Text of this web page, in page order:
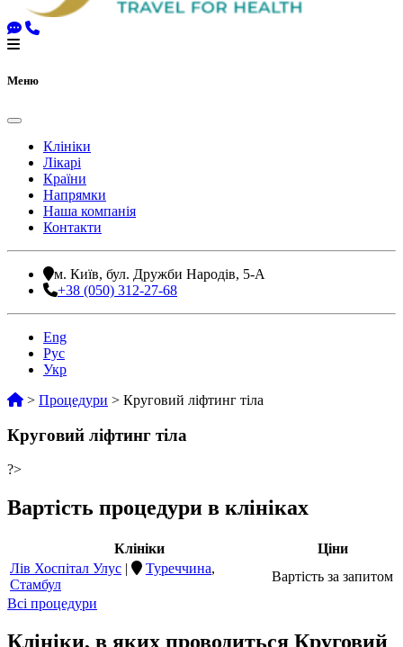
Меню
Клініки
Лікарі
Країни
Напрямки
Наша компанія
Контакти
м. Київ, бул. Дружби Народів, 5-А
+38 (050) 312-27-68
Eng
Рус
Укр
> Процедури > Круговий ліфтинг тіла
Круговий ліфтинг тіла
?>
Вартість процедури в клініках
Клініки
Ціни
Лів Хоспітал Улус | Туреччина,
Стамбул
Вартість за запитом
Всі процедури
Клініки, в яких проводиться Круговий